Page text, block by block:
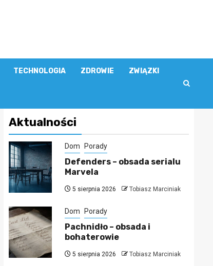
TECHNOLOGIA ZDROWIE ZWIĄZKI
Aktualności
Dom Porady
Defenders – obsada serialu
Marvela
5 sierpnia 2026 Tobiasz Marciniak
Dom Porady
Pachnidło – obsada i
bohaterowie
5 sierpnia 2026 Tobiasz Marciniak